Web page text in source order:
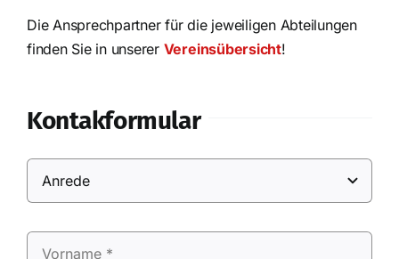
Die Ansprechpartner für die jeweiligen Abteilungen
finden Sie in unserer Vereinsübersicht!
Kontakformular